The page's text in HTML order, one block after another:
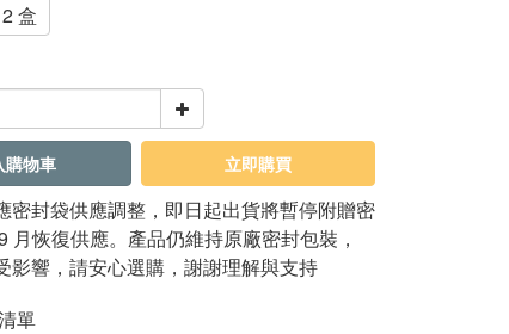
盒
購物車 立即購買
密封袋供應調整，即日起出貨將暫停附贈密
月恢復供應。產品仍維持原廠密封包裝，
影響，請安心選購，謝謝理解與支持
單